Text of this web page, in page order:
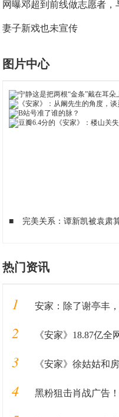
网曝邓超到前线做志愿者，
妻子新戏也未宣传
图片中心
■ 完美关系：谭新凯被袁肃算
热门资讯
1 安家：除了谢亭丰，这几
2 《安家》18.87亿全网
3 《安家》徐姑姑和房店长
4 黑粉狙击肖战广告！肖战